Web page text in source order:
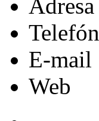
Adresa
Telefón
E-mail
Web